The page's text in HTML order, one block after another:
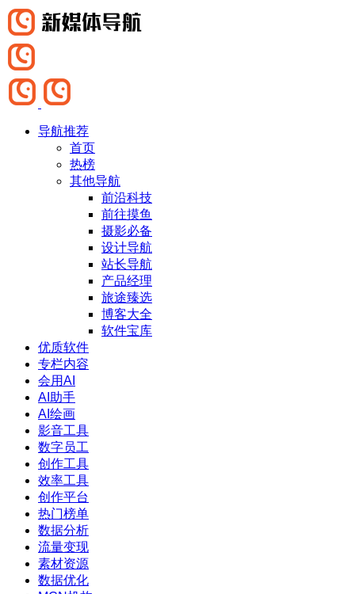
导航推荐
首页
热榜
其他导航
前沿科技
前往摸鱼
摄影必备
设计导航
站长导航
产品经理
旅途臻选
博客大全
软件宝库
优质软件
专栏内容
会用AI
AI助手
AI绘画
影音工具
数字员工
创作工具
效率工具
创作平台
热门榜单
数据分析
流量变现
素材资源
数据优化